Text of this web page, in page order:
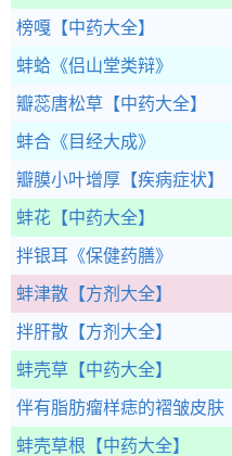
榜嘎 【中药大全】
蚌蛤 《侣山堂类辩》
瓣蕊唐松草 【中药大全】
蚌合 《目经大成》
瓣膜小叶增厚 【疾病症状】
蚌花 【中药大全】
拌银耳 《保健药膳》
蚌津散 【方剂大全】
拌肝散 【方剂大全】
蚌壳草 【中药大全】
伴有脂肪瘤样痣的褶皱皮肤
蚌壳草根 【中药大全】